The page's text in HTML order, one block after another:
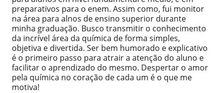
preparativos para o enem. Assim como, fui monitor
na área para alnos de ensino superior durante
minha graduação. Busco transmitir o conhecimento
da incrível área da química de forma simples,
objetiva e divertida. Ser bem humorado e explicativo
é o primeiro passo para atrair a atenção do aluno e
facilitar o aprendizado do mesmo. Despertar o amor
pela química no coração de cada um é o que me
motiva!